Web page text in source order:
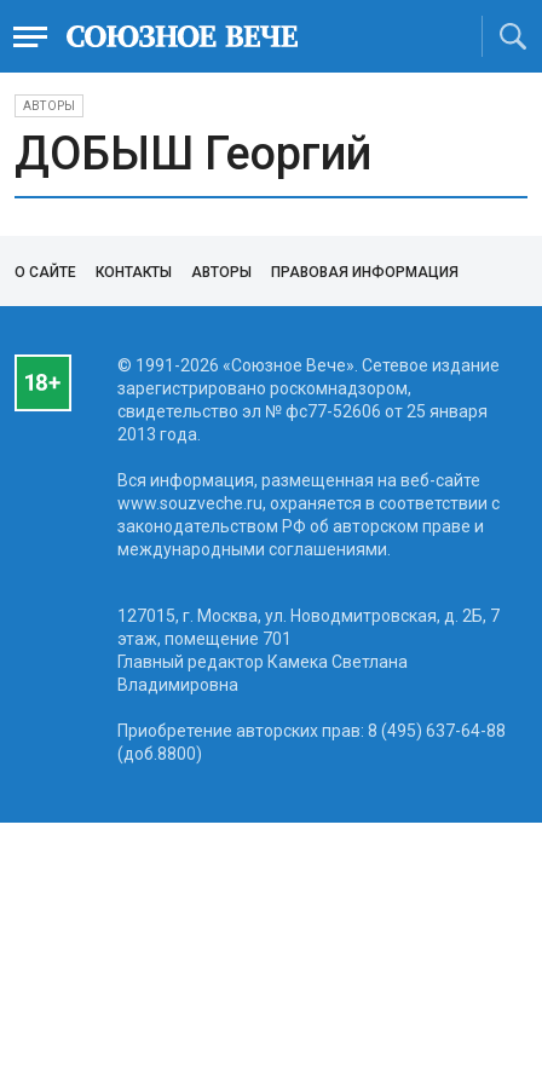
АВТОРЫ
ДОБЫШ Георгий
О САЙТЕ КОНТАКТЫ АВТОРЫ ПРАВОВАЯ ИНФОРМАЦИЯ
© 1991-2026 «Союзное Вече». Сетевое издание
зарегистрировано роскомнадзором,
свидетельство эл № фc77-52606 от 25 января
2013 года.
Вся информация, размещенная на веб-сайте
www.souzveche.ru, охраняется в соответствии с
законодательством РФ об авторском праве и
международными соглашениями.
127015, г. Москва, ул. Новодмитровская, д. 2Б, 7
этаж, помещение 701
Главный редактор Камека Светлана
Владимировна
Приобретение авторских прав: 8 (495) 637-64-88
(доб.8800)